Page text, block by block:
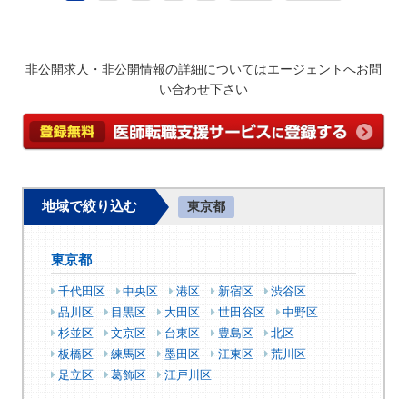
非公開求人・非公開情報の詳細についてはエージェントへお問
い合わせ下さい
地域で絞り込む 東京都
東京都
千代田区 中央区 港区 新宿区
渋谷区
品川区
目黒区 大田区 世田谷区
中野区
杉並区
文京区 台東区 豊島区
北区
板橋区
練馬区 墨田区 江東区
荒川区
足立区
葛飾区 江戸川区